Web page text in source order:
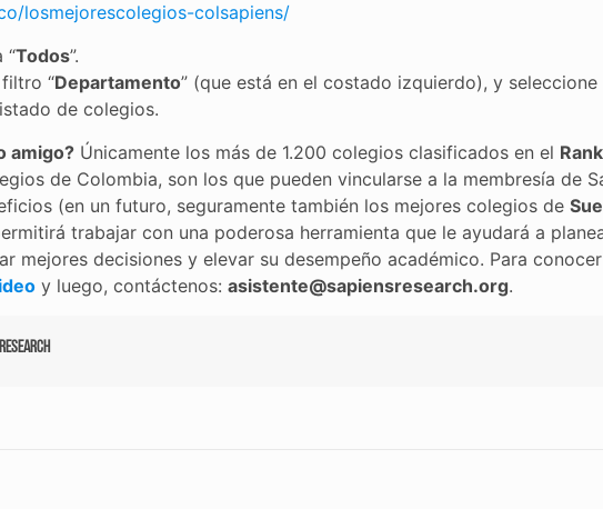
losmejorescolegios-colsapiens/
“Todos”.
“Departamento” (que está en el costado izquierdo), y seleccione
de colegios.
amigo?Únicamente los más de 1.200 colegios clasificados en el
de Colombia, son los que pueden vincularse a la membresía de
(en un futuro, seguramente también los mejores colegios de
trabajar con una poderosa herramienta que le ayudará a
mejores decisiones y elevar su desempeño académico. Para
y luego, contáctenos: asistente@sapiensresearch.org.